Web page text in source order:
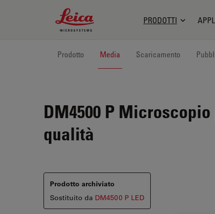
Leica Microsystems Logo
PRODOTTI
Prodotto Media Scaricamento
DM4500 P Microscopio
qualità
Prodotto archiviato
Sostituito da DM4500 P LED